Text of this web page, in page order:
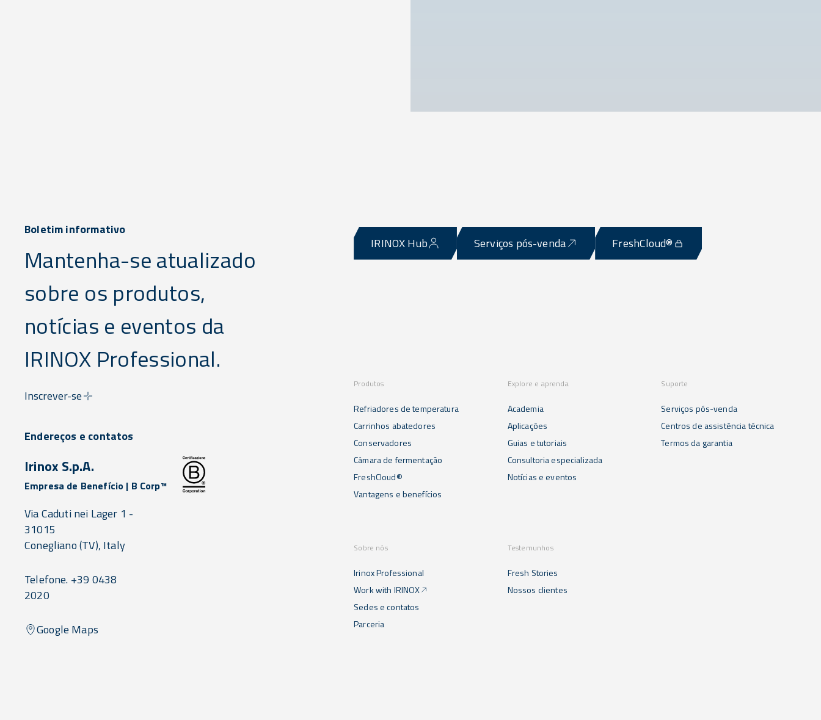
Boletim informativo
Mantenha-se atualizado
sobre os produtos,
notícias e eventos da
IRINOX Professional.
Inscrever-se
IRINOX Hub Serviços pós-venda FreshCloud®
Produtos
Refriadores de temperatura
Carrinhos abatedores
Conservadores
Câmara de fermentação
FreshCloud®
Vantagens e benefícios
Explore e aprenda
Academia
Aplicações
Guias e tutoriais
Consultoria especializada
Notícias e eventos
Suporte
Serviços pós-venda
Centros de assistência técnica
Termos da garantia
Sobre nós
Irinox Professional
Work with IRINOX
Sedes e contatos
Parceria
Testemunhos
Fresh Stories
Nossos clientes
Endereços e contatos
Irinox S.p.A.
Empresa de Benefício | B Corp™
Via Caduti nei Lager 1 -
31015
Conegliano(TV), Italy
Telefone. +39 0438
2020
Google Maps